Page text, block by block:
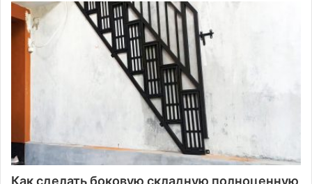
Как сделать боковую складную полноценную